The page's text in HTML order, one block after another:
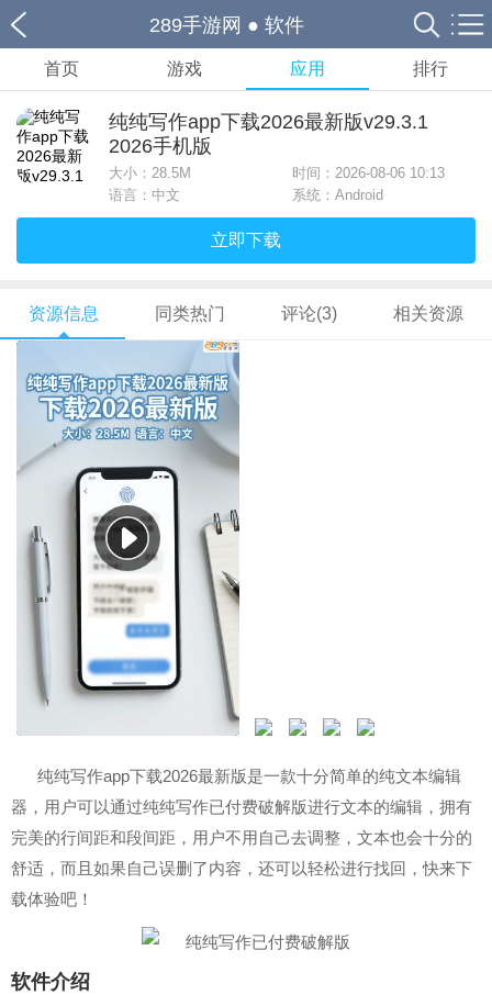
289手游网 ● 软件
首页 游戏 应用 排行
纯纯写作app下载2026最新版v29.3.1
2026手机版
大小： 28.5M
时间：2026-08-06 10:13
语言：中文
系统：Android
立即下载
资源信息 同类热门 评论(3) 相关资源
纯纯写作app下载2026最新版是一款十分简单的纯文本编辑
器，用户可以通过纯纯写作已付费破解版进行文本的编辑，拥有
完美的行间距和段间距，用户不用自己去调整，文本也会十分的
舒适，而且如果自己误删了内容，还可以轻松进行找回，快来下
载体验吧！
软件介绍